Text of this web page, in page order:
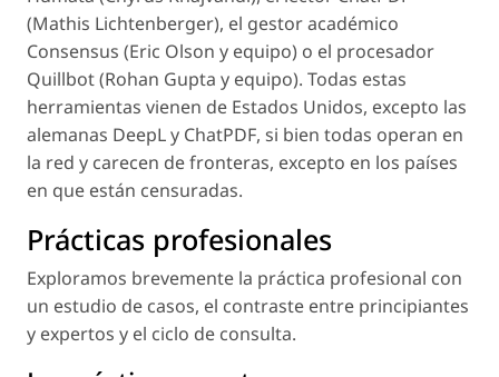
(Mathis Lichtenberger), el gestor académico
Consensus (Eric Olson y equipo) o el procesador
Quillbot(Rohan Gupta y equipo). Todas estas
herramientas vienen de Estados Unidos, excepto las
alemanas DeepLy ChatPDF, si bien todas operan en
la red y carecen de fronteras, excepto en los países
en que están censuradas.
Prácticas profesionales
Exploramos brevemente la práctica profesional con
un estudio de casos, el contraste entre principiantes
y expertos y el ciclo de consulta.